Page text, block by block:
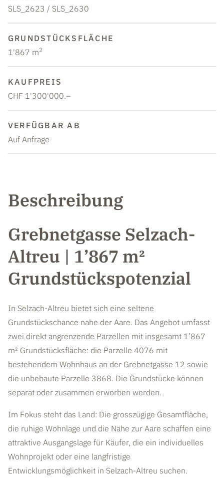
SLS_2623 / SLS_2630
GRUNDSTÜCKSFLÄCHE
1'867 m2
KAUFPREIS
CHF 1'300'000.–
VERFÜGBAR AB
Auf Anfrage
Beschreibung
Grebnetgasse Selzach-
Altreu | 1’867 m²
Grundstückspotenzial
In Selzach-Altreu bietet sich eine seltene
Grundstückschance nahe der Aare. Das Angebot umfasst
zwei direkt angrenzende Parzellen mit insgesamt 1’867
m² Grundstücksfläche: die Parzelle 4076 mit
bestehendem Wohnhaus an der Grebnetgasse 12 sowie
die unbebaute Parzelle 3868. Die Grundstücke können
separat oder zusammen erworben werden.
Im Fokus steht das Land: Die grosszügige Gesamtfläche,
die ruhige Wohnlage und die Nähe zur Aare schaffen eine
attraktive Ausgangslage für Käufer, die ein individuelles
Wohnprojekt oder eine langfristige
Entwicklungsmöglichkeit in Selzach-Altreu suchen.